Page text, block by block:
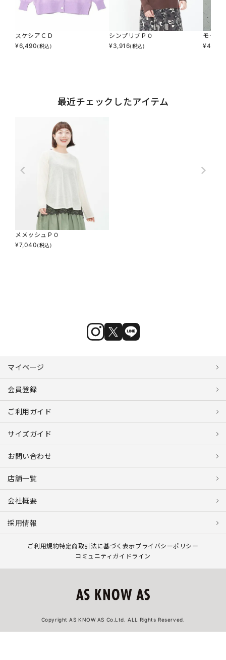
スケシアＣＤ
¥6,490(税込)
シンプリブＰＯ
¥3,916(税込)
モヤモ
¥4,345
最近チェックしたアイテム
メメッシュＰＯ
¥7,040(税込)
マイページ
会員登録
ご利用ガイド
サイズガイド
お問い合わせ
店舗一覧
会社概要
採用情報
ご利用規約特定商取引法に基づく表示プライバシーポリシー
コミュニティガイドライン
Copyright AS KNOW AS Co.Ltd. ALL Rights Reserved.